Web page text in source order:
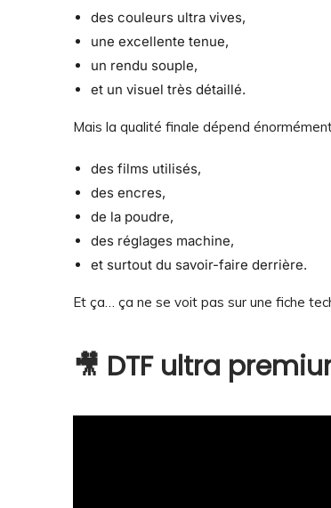
des couleurs ultra vives,
une excellente tenue,
un rendu souple,
et un visuel très détaillé.
Mais la qualité finale dépend
des films utilisés,
des encres,
de la poudre,
des réglages machine,
et surtout du savoir-faire derrière.
Et ça… ça ne se voit pas sur une fiche
🎥 DTF ultra